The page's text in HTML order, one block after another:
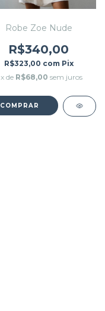
Robe Zoe Nude
R$340,00
R$323,00 com Pix
x de R$68,00 sem juros
COMPRAR